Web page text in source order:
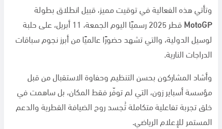
وتأتي هذه الفعالية في توقيت مميز، قبيل انطلاق بطولة
MotoGP
قطر 2025 رسميًا اليوم الجمعة، 11 أبريل، على حلبة
لوسيل الدولية، والتي تشهد حضورًا عالميًا من أبرز نجوم سباقات
الدراجات النارية.
وأشاد المشاركون بحسن التنظيم وحفاوة الاستقبال من قبل
مؤسسة أسباير زون، التي لم توفّر فقط المكان، بل ساهمت في
خلق تجربة تفاعلية متكاملة تُجسد روح الضيافة القطرية والدعم
المستمر للإعلام الرياضي.